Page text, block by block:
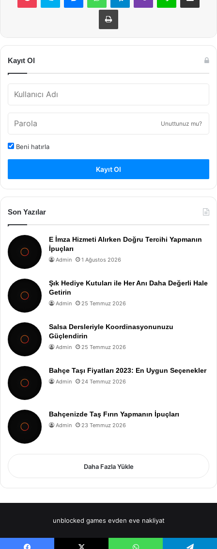
Yazdır
Kayıt Ol
Unuttunuz mu?
Beni hatırla
Kayıt Ol
Son Yazılar
E İmza Hizmeti Alırken Doğru Tercihi Yapmanın
İpuçları
Admin 1 Ağustos 2026
Şık Hediye Kutuları ile Her Anı Daha Değerli Hale
Getirin
Admin 25 Temmuz 2026
Salsa Dersleriyle Koordinasyonunuzu
Güçlendirin
Admin 25 Temmuz 2026
Bahçe Taşı Fiyatları 2023: En Uygun Seçenekler
Admin 24 Temmuz 2026
Bahçenizde Taş Fırın Yapmanın İpuçları
Admin 23 Temmuz 2026
Daha Fazla Yükle
unblocked games evden eve nakliyat